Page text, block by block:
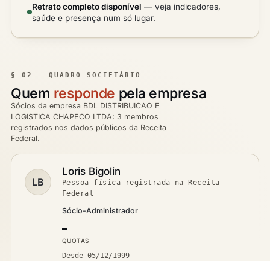
Retrato completo disponível — veja indicadores,
saúde e presença num só lugar.
§ 02 — QUADRO SOCIETÁRIO
Quem responde pela empresa
Sócios da empresa BDL DISTRIBUICAO E
LOGISTICA CHAPECO LTDA: 3 membros
registrados nos dados públicos da Receita
Federal.
LB
Loris Bigolin
Pessoa física registrada na Receita
Federal
Sócio-Administrador
—
QUOTAS
Desde 05/12/1999